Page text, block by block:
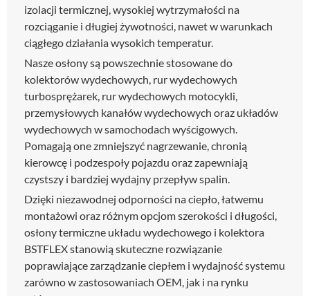
izolacji termicznej, wysokiej wytrzymałości na
rozciąganie i długiej żywotności, nawet w warunkach
ciągłego działania wysokich temperatur.
Nasze osłony są powszechnie stosowane do
kolektorów wydechowych, rur wydechowych
turbosprężarek, rur wydechowych motocykli,
przemysłowych kanałów wydechowych oraz układów
wydechowych w samochodach wyścigowych.
Pomagają one zmniejszyć nagrzewanie, chronią
kierowcę i podzespoły pojazdu oraz zapewniają
czystszy i bardziej wydajny przepływ spalin.
Dzięki niezawodnej odporności na ciepło, łatwemu
montażowi oraz różnym opcjom szerokości i długości,
osłony termiczne układu wydechowego i kolektora
BSTFLEX stanowią skuteczne rozwiązanie
poprawiające zarządzanie ciepłem i wydajność systemu
zarówno w zastosowaniach OEM, jak i na rynku